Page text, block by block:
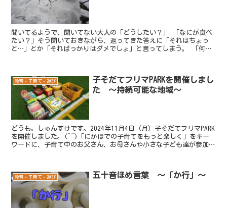
聞いてるようで、聞いてない大人の「どうしたい？」 「なにが食べ
たい？」そう聞いておきながら、返ってきた答えに「それはちょっ
と…」とか「そればっかりはダメでしょ」と言ってしまう。 「何個
教育・子育て・遊び
子そだてフリマPARKを開催しまし
た ～持続可能な地域～
どうも。しゅんすけです。2024年11月4日（月）子そだてフリマPARK
を開催しました。(^^)「にかほでの子育てをもっと楽しく」をキー
ワードに、子育て中のお父さん、お母さんや小さな子ども達が参加し
教育・子育て・遊び 五十音ほめ言葉 ～「か行」～